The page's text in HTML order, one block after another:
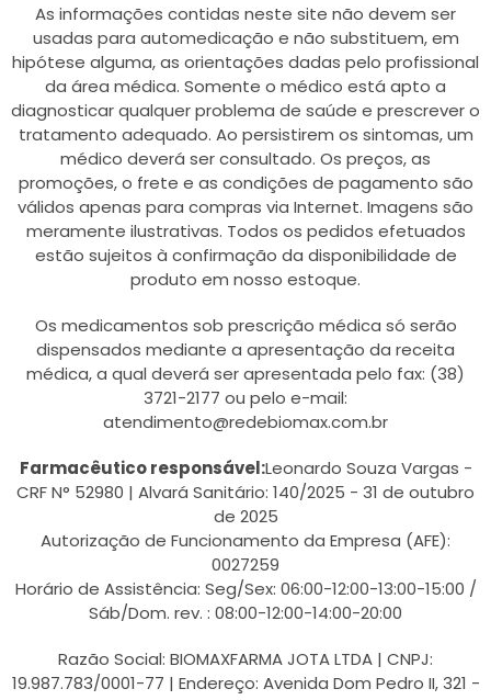
As informações contidas neste site não devem ser
usadas para automedicação e não substituem, em
hipótese alguma, as orientações dadas pelo profissional
da área médica. Somente o médico está apto a
diagnosticar qualquer problema de saúde e prescrever o
tratamento adequado. Ao persistirem os sintomas, um
médico deverá ser consultado. Os preços, as
promoções, o frete e as condições de pagamento são
válidos apenas para compras via Internet. Imagens são
meramente ilustrativas. Todos os pedidos efetuados
estão sujeitos à confirmação da disponibilidade de
produto em nosso estoque.
Os medicamentos sob prescrição médica só serão
dispensados mediante a apresentação da receita
médica, a qual deverá ser apresentada pelo fax: (38)
3721-2177 ou pelo e-mail:
atendimento@redebiomax.com.br
Farmacêutico responsável:Leonardo Souza Vargas -
CRF N° 52980 | Alvará Sanitário: 140/2025 - 31 de outubro
de 2025
Autorização de Funcionamento da Empresa (AFE):
0027259
Horário de Assistência: Seg/Sex: 06:00-12:00-13:00-15:00 /
Sáb/Dom. rev. : 08:00-12:00-14:00-20:00
Razão Social: BIOMAXFARMA JOTA LTDA | CNPJ:
19.987.783/0001-77 | Endereço: Avenida Dom Pedro II, 321 -